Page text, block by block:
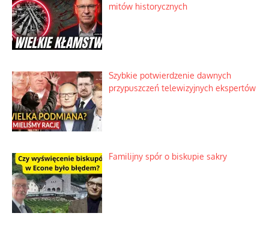
mitów historycznych
Szybkie potwierdzenie dawnych
przypuszczeń telewizyjnych ekspertów
Familijny spór o biskupie sakry